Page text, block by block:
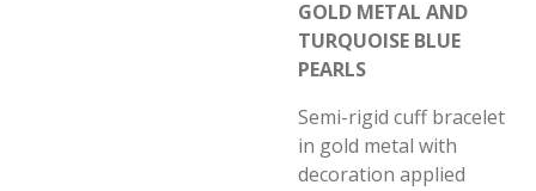
GOLD METAL AND
TURQUOISE BLUE
PEARLS
Semi-rigid cuff bracelet
in gold metal with
decoration applied